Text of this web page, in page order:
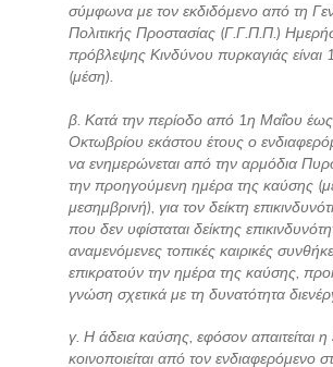
σύμφωνα με τον εκδιδόμενο από τη
Πολιτικής Προστασίας (Γ.Γ.Π.Π.)
πρόβλεψης Κινδύνου πυρκαγιάς
(μέση).
β. Κατά την περίοδο από 1η Μαΐου έως
Οκτωβρίου εκάστου έτους ο
να ενημερώνεται από την αρμόδια
την προηγούμενη ημέρα της καύσης
μεσημβρινή), για τον δείκτη
που δεν υφίσταται δείκτης
αναμενόμενες τοπικές καιρικές
επικρατούν την ημέρα της καύσης,
γνώση σχετικά με τη δυνατότητα
γ. Η άδεια καύσης, εφόσον απαιτείται
κοινοποιείται από τον ενδιαφερόμενο